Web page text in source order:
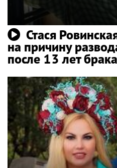
Стася
на причину
после 13 лет брака